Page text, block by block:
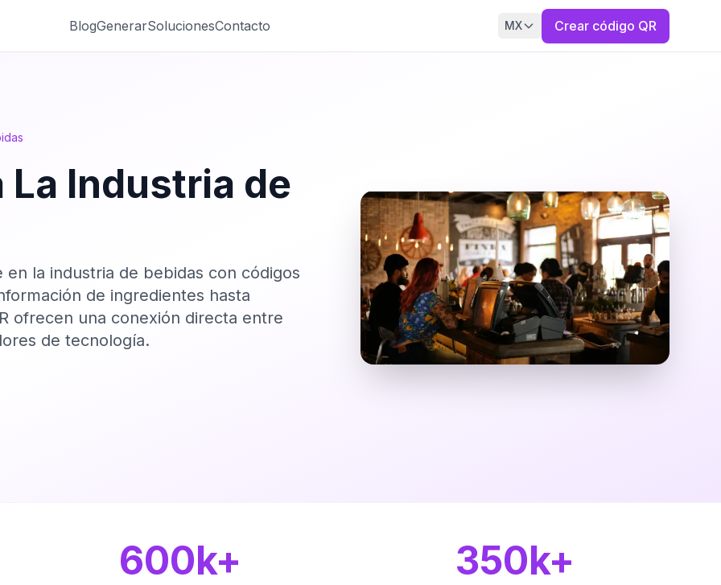
BlogGenerarSolucionesContacto MX Crear código QR
La Industria de
la industria de bebidas con códigos
de ingredientes hasta
ofrecen una conexión directa entre
de tecnología.
600k+ 350k+